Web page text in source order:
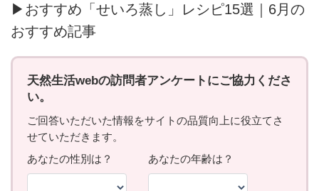
▶おすすめ「せいろ蒸し」レシピ15選｜6月の
おすすめ記事